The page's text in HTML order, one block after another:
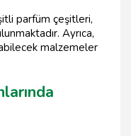
parfüm çeşitleri,
Ayrıca,
malzemeler